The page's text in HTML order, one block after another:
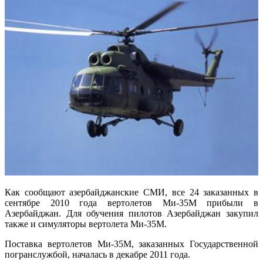
Как сообщают азербайджанские СМИ, все 24 заказанных в
сентябре 2010 года вертолетов Ми-35М прибыли в
Азербайджан. Для обучения пилотов Азербайджан закупил
также и симуляторы вертолета Ми-35М.
Поставка вертолетов Ми-35М, заказанных Государственной
погранслужбой, началась в декабре 2011 года.